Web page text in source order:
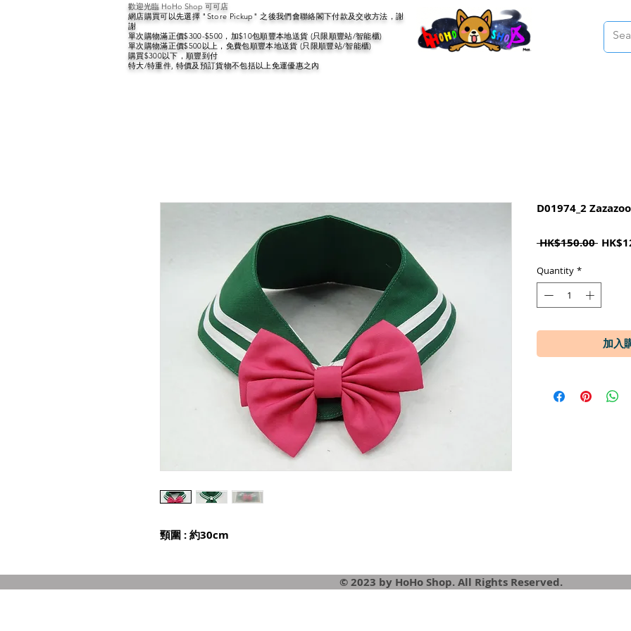
歡迎光臨 HoHo Shop 可可店
網店購買可以先選擇 "Store Pickup" 之後我們會聯絡閣下付款及交收方法，謝
謝
單次購物滿正價$300-$500，加$10包順豐本地送貨 (只限順豐站/智能櫃)
單次購物滿正價$500以上，免費包順豐本地送貨 (只限順豐站/智能櫃)
購買$300以下，順豐到付
特大/特重件, 特價及預訂貨物不包括以上免運優惠之內
頸圍 : 約30cm
D01974_2
HK$150.00
Quantity *
© 2023 by HoHo Shop. All Rights Reserved.